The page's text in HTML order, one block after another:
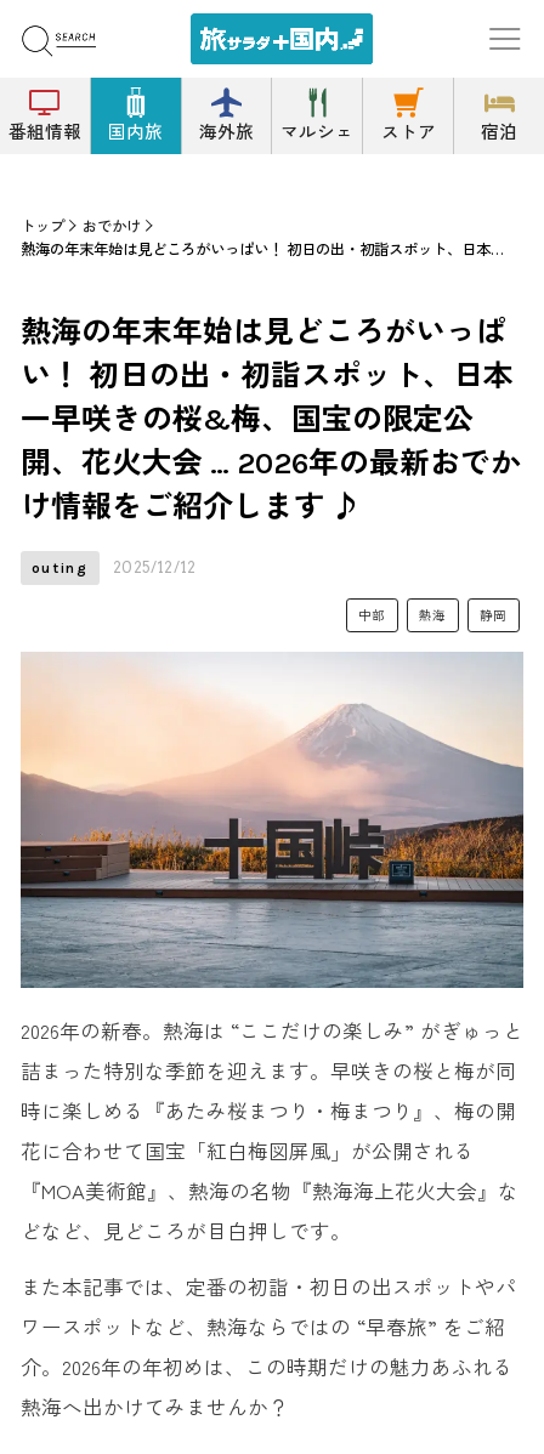
番組情報 国内旅 海外旅 マルシェ ストア 宿泊
トップ
おでかけ
熱海の年末年始は見どころがいっぱい！ 初日の出・初詣スポット、日本一早咲きの桜&梅、国宝の限定公開、花火大会 … 2026年の最新おでかけ情報をご紹介します ♪
熱海の年末年始は見どころがいっぱ
い！ 初日の出・初詣スポット、日本
一早咲きの桜&梅、国宝の限定公
開、花火大会 … 2026年の最新おでか
け情報をご紹介します ♪
outing 2025/12/12
中部 熱海 静岡
2026年の新春。熱海は “ここだけの楽しみ” がぎゅっと
詰まった特別な季節を迎えます。早咲きの桜と梅が同
時に楽しめる『あたみ桜まつり・梅まつり』、梅の開
花に合わせて国宝「紅白梅図屏風」が公開される
『MOA美術館』、熱海の名物『熱海海上花火大会』な
どなど、見どころが目白押しです。
また本記事では、定番の初詣・初日の出スポットやパ
ワースポットなど、熱海ならではの “早春旅” をご紹
介。2026年の年初めは、この時期だけの魅力あふれる
熱海へ出かけてみませんか？